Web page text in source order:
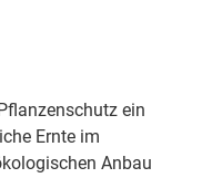
ein
Ernte im
Anbau